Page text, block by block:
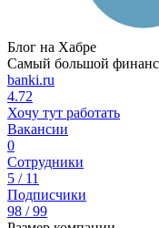
Блог на Хабре
Самый большой
banki.ru
4.72
Хочу тут работать
Вакансии
0
Сотрудники
5 / 11
Подписчики
98 / 99